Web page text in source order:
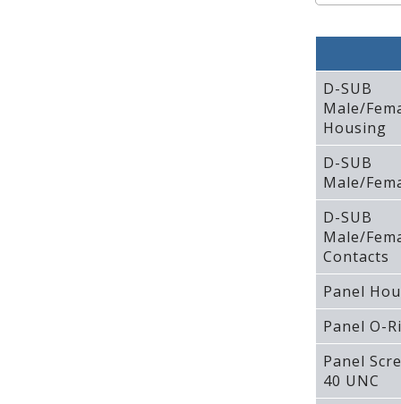
D-SUB
Male/
Housing
D-SUB
Male/
D-SUB
Male/
Contacts
Panel
Panel O-
Panel
40 UNC